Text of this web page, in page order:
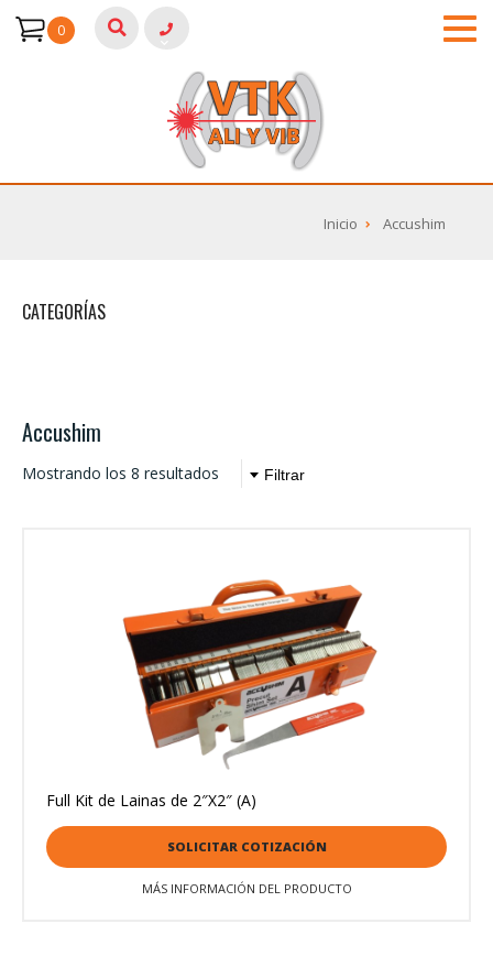
0
Inicio Accushim
CATEGORÍAS
Accushim
Mostrando los 8 resultados
Full Kit de Lainas de 2″X2″ (A)
SOLICITAR COTIZACIÓN
MÁS INFORMACIÓN DEL PRODUCTO